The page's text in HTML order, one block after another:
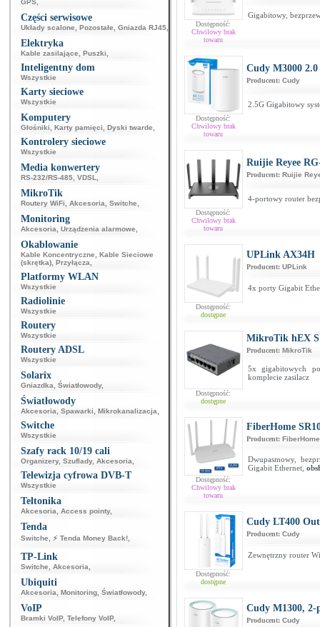
GPS
Części serwisowe
Układy scalone Pozostałe Gniazda RJ45
Elektryka
Kable zasilające Puszki
Inteligentny dom
Wszystkie
Karty sieciowe
Wszystkie
Komputery
Głośniki Karty pamięci Dyski twarde
Kontrolery sieciowe
Wszystkie
Media konwertery
RS-232/RS-485 VDSL
MikroTik
Routery WiFi Akcesoria Switche
Monitoring
Akcesoria Urządzenia alarmowe
Okablowanie
Kable Koncentryczne
Kable Sieciowe
(skrętka) Przyłącza
Platformy WLAN
Wszystkie
Radiolinie
Wszystkie
Routery
Wszystkie
Routery ADSL
Wszystkie
Solarix
Gniazdka Światłowody,
Światłowody
Akcesoria Spawarki Mikrokanalizacja
Switche
Wszystkie
Szafy rack 10/19 cali
Organizery, Szuflady, Akcesoria
Telewizja cyfrowa DVB-T
Wszystkie
Teltonika
Akcesoria Access pointy,
Tenda
Switche ⚡ Tenda Money Back!
TP-Link
Switche Akcesoria
Ubiquiti
Akcesoria Monitoring Światłowody,
VoIP
Bramki VoIP, Telefony VoIP,
Dostępność:
Chwilowy brak
towaru
Gigabitowy,
Dostępność:
Chwilowy brak
towaru
Cudy M3000 2.0
Producent: Cudy
2.5G Gigabitowy
Dostępność:
Chwilowy brak
towaru
Ruijie Reyee
Producent: Ruijie
4-portowy router
Dostępność:
dostępne
UPLink AX34H
Producent: UPLink
4x porty Gigabit
Dostępność:
dostępne
MikroTik hEX S
Producent: MikroTik
5x gigabitowych
komplecie zasilacz
Dostępność:
Chwilowy brak
towaru
FiberHome
Producent: FiberHome
Dwupasmowy,
Gigabit Ethernet,
Dostępność:
dostępne
Cudy LT400
Producent: Cudy
Zewnętrzny router
Cudy M1300, 2-
Producent: Cudy